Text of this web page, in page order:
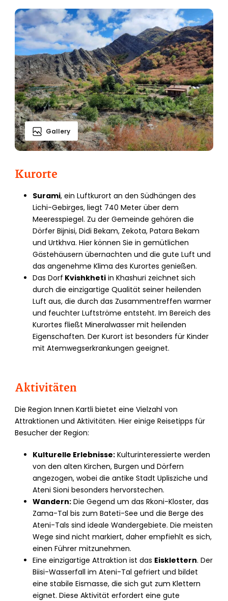
Gallery
Kurorte
Surami, ein Luftkurort an den Südhängen des
Lichi-Gebirges, liegt 740 Meter über dem
Meeresspiegel. Zu der Gemeinde gehören die
Dörfer Bijnisi, Didi Bekam, Zekota, Patara Bekam
und Urtkhva. Hier können Sie in gemütlichen
Gästehäusern übernachten und die gute Luft und
das angenehme Klima des Kurortes genießen.
Das Dorf Kvishkheti in Khashuri zeichnet sich
durch die einzigartige Qualität seiner heilenden
Luft aus, die durch das Zusammentreffen warmer
und feuchter Luftströme entsteht. Im Bereich des
Kurortes fließt Mineralwasser mit heilenden
Eigenschaften. Der Kurort ist besonders für Kinder
mit Atemwegserkrankungen geeignet.
Aktivitäten
Die Region Innen Kartli bietet eine Vielzahl von
Attraktionen und Aktivitäten. Hier einige Reisetipps für
Besucher der Region:
Kulturelle Erlebnisse: Kulturinteressierte werden
von den alten Kirchen, Burgen und Dörfern
angezogen, wobei die antike Stadt Uplisziche und
Ateni Sioni besonders hervorstechen.
Wandern: Die Gegend um das Rkoni-Kloster, das
Zama-Tal bis zum Bateti-See und die Berge des
Ateni-Tals sind ideale Wandergebiete. Die meisten
Wege sind nicht markiert, daher empfiehlt es sich,
einen Führer mitzunehmen.
Eine einzigartige Attraktion ist das Eisklettern. Der
Biisi-Wasserfall im Ateni-Tal gefriert und bildet
eine stabile Eismasse, die sich gut zum Klettern
eignet. Diese Aktivität erfordert eine gute